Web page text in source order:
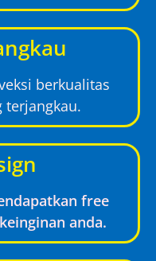
berkualitas
terjangkau.
free
anda.